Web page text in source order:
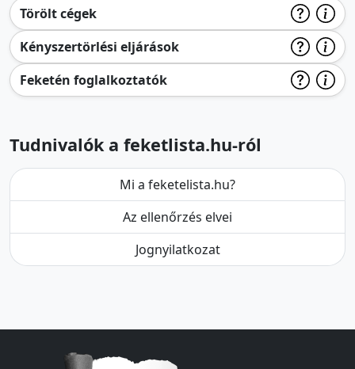
Törölt cégek
Kényszertörlési eljárások
Feketén foglalkoztatók
Tudnivalók a feketlista.hu-ról
Mi a feketelista.hu?
Az ellenőrzés elvei
Jognyilatkozat